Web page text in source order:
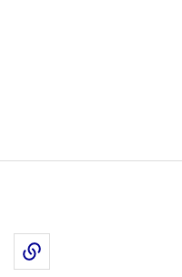
sur LinkedIn
Partager par email